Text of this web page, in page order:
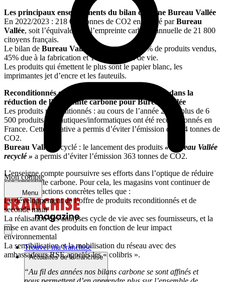
Mon compte
Menu
Trouver ma franchise
Actualités de la franchise
Les principaux enseignements du bilan carbone Bureau Vallée
En 2022/2023 : 218 044 tonnes de CO2 engendré parBureau
Vallée, soit l’équivalent de l’empreinte carbone annuelle de 21 800
citoyens français.
Le bilan de Bureau Vallée
est composé à 87% de produits vendus,
45% due à la fabrication et 16% à leur fin de vie.
Les produits qui émettent le plus sont le papier blanc, les
imprimantes jet d’encre et les fauteuils.
Reconditionnés et recyclés : des leviers puissants dans la
réduction de l’empreinte carbone pour Bureau Vallée
Les produits reconditionnés : au cours de l’année 2023, plus de 6
500 produits bureautiques/informatiques ont été reconditionnés en
France. Cette initiative a permis d’éviter l’émission de 314 tonnes de
CO2.
Bureau Vallée
recyclé : le lancement des produits « Bureau Vallée
recyclé » a permis d’éviter l’émission 363 tonnes de CO2.
L’enseigne compte poursuivre ses efforts dans l’optique de réduire
son empreinte carbone. Pour cela, les magasins vont continuer de
réaliser des actions concrètes telles que :
Le développement de l’offre de produits reconditionnés et de
seconde main
La réalisation des analyses cycle de vie avec ses fournisseurs, et la
mise en avant des produits en fonction de leur impact
environnemental
La sensibilisation et la mobilisation du réseau avec des
ambassadeurs RSE appelés les « colibris ».
“Au fil des années nos bilans carbone se sont affinés et